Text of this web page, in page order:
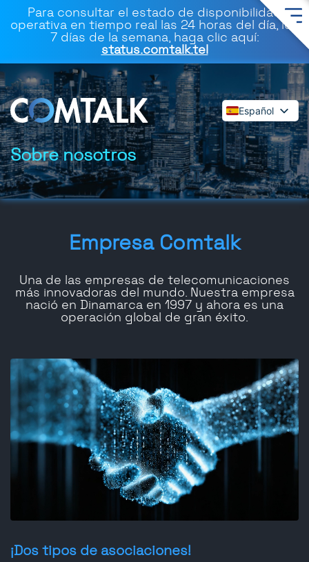
Para consultar el estado de disponibilidad
operativa en tiempo real las 24 horas del día, los
7 días de la semana, haga clic aquí:
status.comtalk.tel
Español
English
Deutsch
Français
Dansk
Română
Sobre nosotros
Empresa Comtalk
Una de las empresas de telecomunicaciones
más innovadoras del mundo. Nuestra empresa
nació en Dinamarca en 1997 y ahora es una
operación global de gran éxito.
¡Dos tipos de asociaciones!